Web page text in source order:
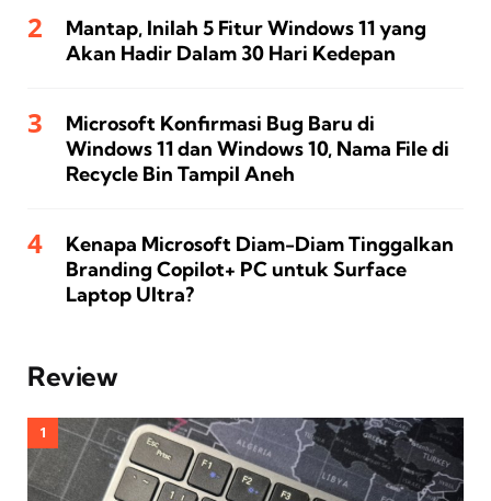
Mantap, Inilah 5 Fitur Windows 11 yang
Akan Hadir Dalam 30 Hari Kedepan
Microsoft Konfirmasi Bug Baru di
Windows 11 dan Windows 10, Nama File di
Recycle Bin Tampil Aneh
Kenapa Microsoft Diam-Diam Tinggalkan
Branding Copilot+ PC untuk Surface
Laptop Ultra?
Review